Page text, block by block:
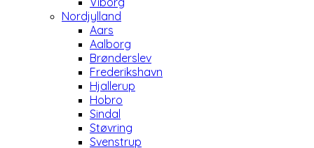
Nordjylland
Aars
Aalborg
Brønderslev
Frederikshavn
Hjallerup
Hobro
Sindal
Støvring
Svenstrup